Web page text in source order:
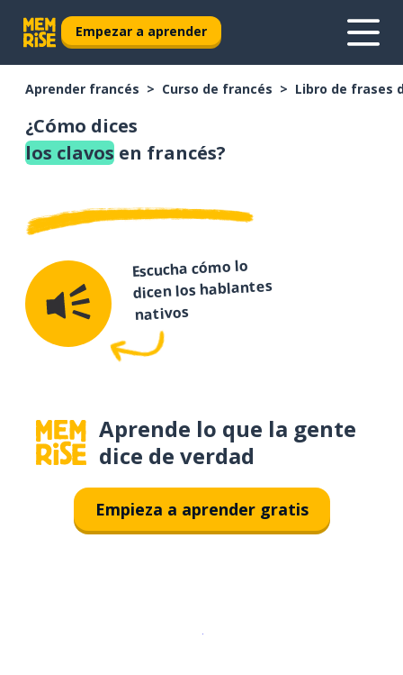
Empezar a aprender
Aprender francés Curso de francés Libro de frases
¿Cómo dices
los clavos en francés?
Escucha cómo lo
dicen los hablantes
nativos
Aprende lo que la gente
dice de verdad
Empieza a aprender gratis